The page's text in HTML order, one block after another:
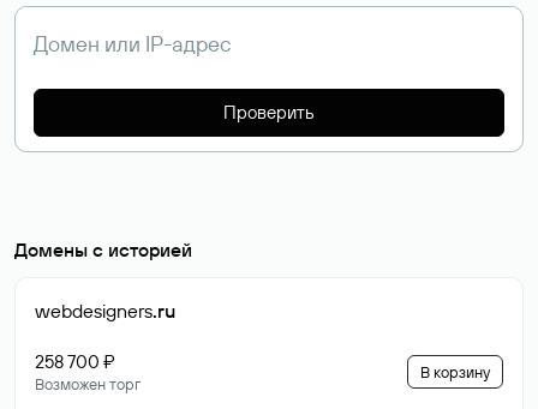
Проверить
Домены с историей
webdesigners.ru
258 700 ₽
Возможен торг
В корзину